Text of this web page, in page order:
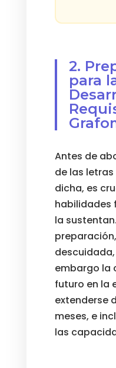
2.
para
Antes de
de las
dicha, es
habilidades
la
embargo la
futuro en la
extenderse
meses, e
las